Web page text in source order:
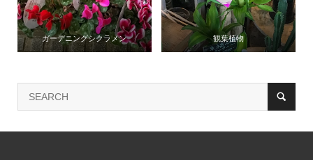
ガーデニングシクラメン 観葉植物